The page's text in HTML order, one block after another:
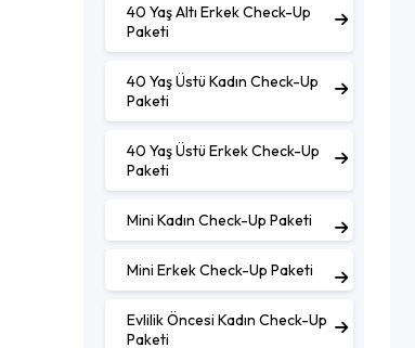
40 Yaş Altı Erkek Check-Up
Paketi
40 Yaş Üstü Kadın Check-Up
Paketi
40 Yaş Üstü Erkek Check-Up
Paketi
Mini Kadın Check-Up Paketi
Mini Erkek Check-Up Paketi
Evlilik Öncesi Kadın Check-Up
Paketi